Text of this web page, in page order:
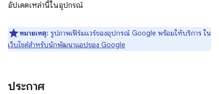
อัปเดตเหล่านี้ในอุปกรณ์
หมายเหตุ: รูปภาพเฟิร์มแวร์ของอุปกรณ์ Google พร้อมให้บริการ ใน
เว็บไซต์สำหรับนักพัฒนาแอปของ Google
ประกาศ